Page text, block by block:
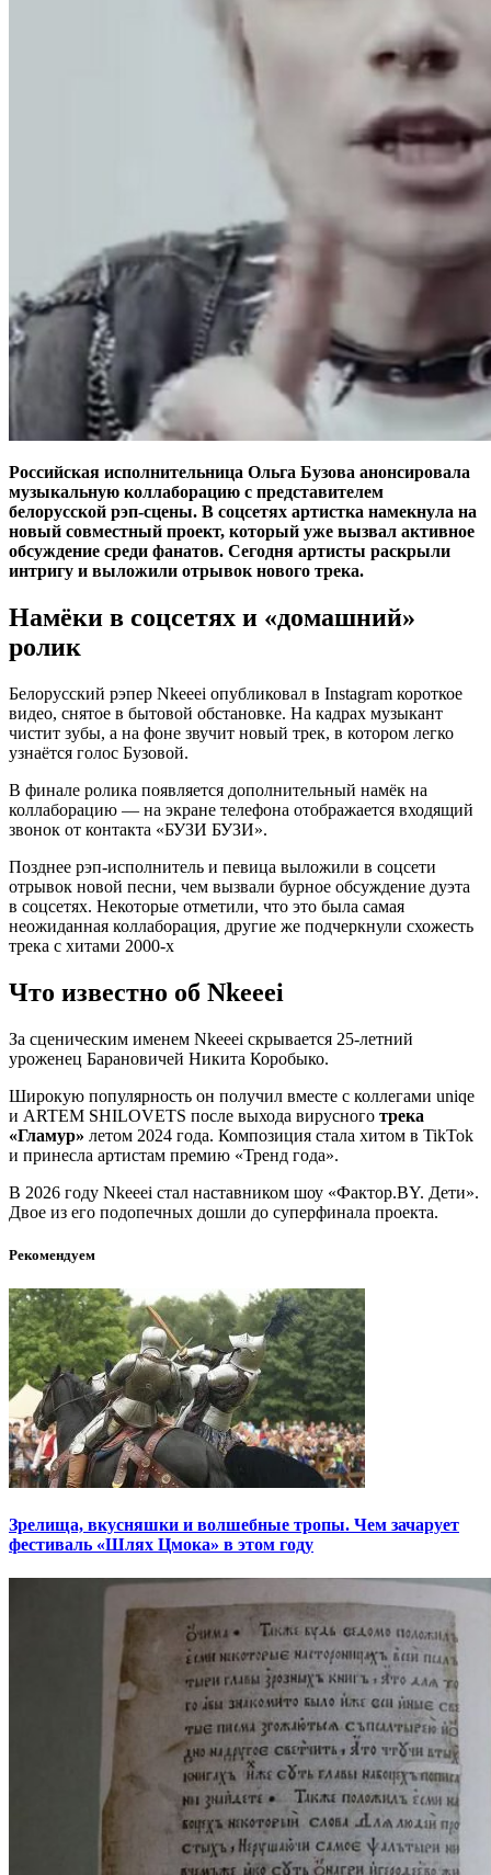
Российская исполнительница Ольга Бузова анонсировала
музыкальную коллаборацию с представителем
белорусской рэп-сцены. В соцсетях артистка намекнула на
новый совместный проект, который уже вызвал активное
обсуждение среди фанатов. Сегодня артисты раскрыли
интригу и выложили отрывок нового трека.
Намёки в соцсетях и «домашний»
ролик
Белорусский рэпер Nkeeei опубликовал в Instagram короткое
видео, снятое в бытовой обстановке. На кадрах музыкант
чистит зубы, а на фоне звучит новый трек, в котором легко
узнаётся голос Бузовой.
В финале ролика появляется дополнительный намёк на
коллаборацию — на экране телефона отображается входящий
звонок от контакта «БУЗИ БУЗИ».
Позднее рэп-исполнитель и певица выложили в соцсети
отрывок новой песни, чем вызвали бурное обсуждение дуэта
в соцсетях. Некоторые отметили, что это была самая
неожиданная коллаборация, другие же подчеркнули схожесть
трека с хитами 2000-х
Что известно об Nkeeei
За сценическим именем Nkeeei скрывается 25-летний
уроженец Барановичей Никита Коробыко.
Широкую популярность он получил вместе с коллегами uniqe
и ARTEM SHILOVETS после выхода вирусного трека
«Гламур» летом 2024 года. Композиция стала хитом в TikTok
и принесла артистам премию «Тренд года».
В 2026 году Nkeeei стал наставником шоу «Фактор.BY. Дети».
Двое из его подопечных дошли до суперфинала проекта.
Рекомендуем
Зрелища, вкусняшки и волшебные тропы. Чем зачарует
фестиваль «Шлях Цмока» в этом году